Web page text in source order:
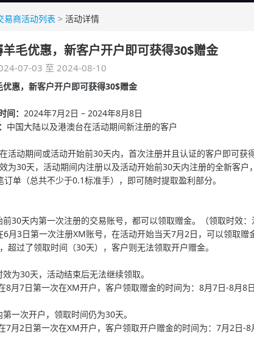
易商活动列表 > 活动详情
毛优惠，新客户开户即可获得30$赠金
07-03 至 2024-08-10
惠，新客户开户即可获得30$赠金
间： 2024年7月2日 – 2024年8月8日
中国大陆以及港澳台在活动期间新注册的客户
活动期间或活动开始前30天内，首次注册并且认证的客户即可获
为30天，活动期间内注册以及活动开始前30天内注册的全新客
订单（总共不少于0.1标准手），即可随时提取盈利部分。
30天内第一次注册的交易账号，都可以领取赠金。（领取时效：
月3日第一次注册XM账号，在活动开始当天7月2日，可以领取赠
超过了领取时间（30天），客户则无法领取开户赠金。
为30天，活动结束后无法继续领取。
8月7日第一次在XM开户，客户领取赠金的时间为：8月7日-8月8
一次开户，领取时间仍为30天。
7月2日第一次在XM开户，客户领取开户赠金的时间为：7月2日-8